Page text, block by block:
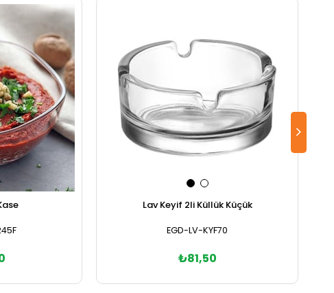
Lav Keyif 2li Küllük Küçük
EGD-LV-KYF70
₺81,50